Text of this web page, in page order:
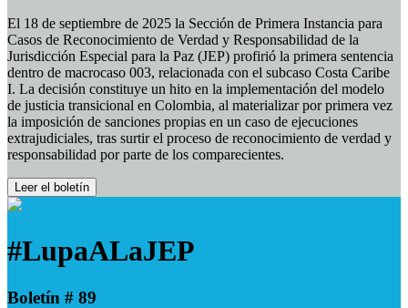
El 18 de septiembre de 2025 la Sección de Primera Instancia para
Casos de Reconocimiento de Verdad y Responsabilidad de la
Jurisdicción Especial para la Paz (JEP) profirió la primera sentencia
dentro de macrocaso 003, relacionada con el subcaso Costa Caribe
I. La decisión constituye un hito en la implementación del modelo
de justicia transicional en Colombia, al materializar por primera vez
la imposición de sanciones propias en un caso de ejecuciones
extrajudiciales, tras surtir el proceso de reconocimiento de verdad y
responsabilidad por parte de los comparecientes.
Leer el boletín
#LupaALaJEP
Boletín # 89